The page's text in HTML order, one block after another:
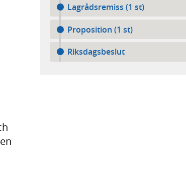
Lagrådsremiss (1 st)
Proposition (1 st)
Riksdagsbeslut